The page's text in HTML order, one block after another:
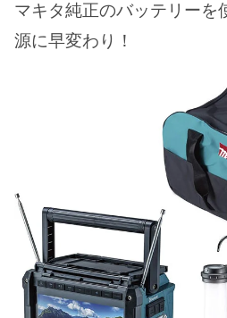
マキタ純正のバッテリーを
源に早変わり！